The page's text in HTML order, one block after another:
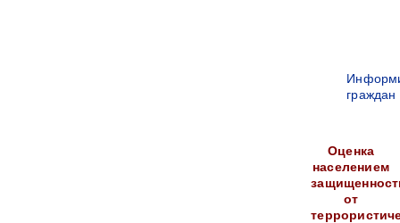
граждан
Оценка
населением
от